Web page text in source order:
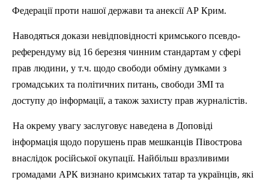
Федерації проти нашої держави та анексії АР Крим.
Наводяться докази невідповідності кримського псевдо-
референдуму від 16 березня чинним стандартам у сфері
прав людини, у т.ч. щодо свободи обміну думками з
громадських та політичних питань, свободи ЗМІ та
доступу до інформації, а також захисту прав журналістів.
На окрему увагу заслуговує наведена в Доповіді
інформація щодо порушень прав мешканців Півострова
внаслідок російської окупації. Найбільш вразливими
громадами АРК визнано кримських татар та українців, які